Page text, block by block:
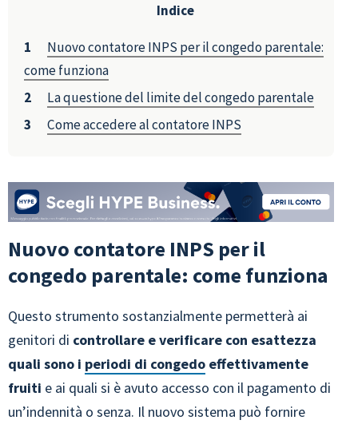
Indice
Nuovo contatore INPS per il congedo parentale:
come funziona
La questione del limite del congedo parentale
Come accedere al contatore INPS
Nuovo contatore INPS per il
congedo parentale: come funziona
Questo strumento sostanzialmente permetterà ai
genitori di controllare e verificare con esattezza
quali sono i periodi di congedo effettivamente
fruiti e ai quali si è avuto accesso con il pagamento di
un’indennità o senza. Il nuovo sistema può fornire